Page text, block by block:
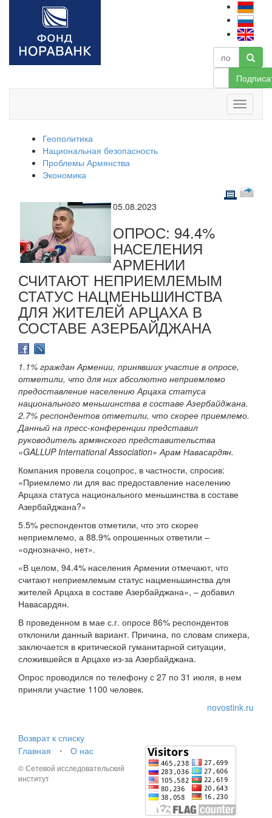
Геополитика
Национальная безопасность
Проблемы Армянства
Экономика
05.08.2023
ОПРОС: 94.4%
НАСЕЛЕНИЯ
АРМЕНИИ
СЧИТАЮТ НЕПРИЕМЛЕМЫМ
СТАТУС НАЦМЕНЬШИНСТВА
ДЛЯ ЖИТЕЛЕЙ АРЦАХА В
СОСТАВЕ АЗЕРБАЙДЖАНА
1.1% граждан Армении, принявших участие в опросе,
отметили, что для них абсолютно неприемлемо
предоставление населению Арцаха статуса
национального меньшинства в составе Азербайджана.
2.7% респондентов отметили, что скорее приемлемо.
Данный на пресс-конференции представил
руководитель армянского представительства
«GALLUP International Association» Арам Навасардян.
Компания провела соцопрос, в частности, спросив:
«Приемлемо ли для вас предоставление населению
Арцаха статуса национального меньшинства в составе
Азербайджана?»
5.5% респондентов отметили, что это скорее
неприемлемо, а 88.9% опрошенных ответили –
«однозначно, нет».
«В целом, 94.4% населения Армении отмечают, что
считают неприемлемым статус нацменьшинства для
жителей Арцаха в составе Азербайджана», – добавил
Навасардян.
В проведенном в мае с.г. опросе 86% респондентов
отклонили данный вариант. Причина, по словам спикера,
заключается в критической гуманитарной ситуации,
сложившейся в Арцахе из-за Азербайджана.
Опрос проводился по телефону с 27 по 31 июля, в нем
приняли участие 1100 человек.
novostink.ru
Возврат к списку
Главная
⋅ О нас
© Сетевой исследовательский
институт